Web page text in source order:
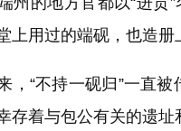
上用过的端砚，也造册
“不持一砚归”一直被
存着与包公有关的遗址